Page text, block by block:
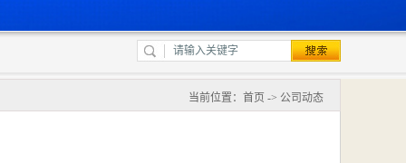
当前位置： 首页 -> 公司动态